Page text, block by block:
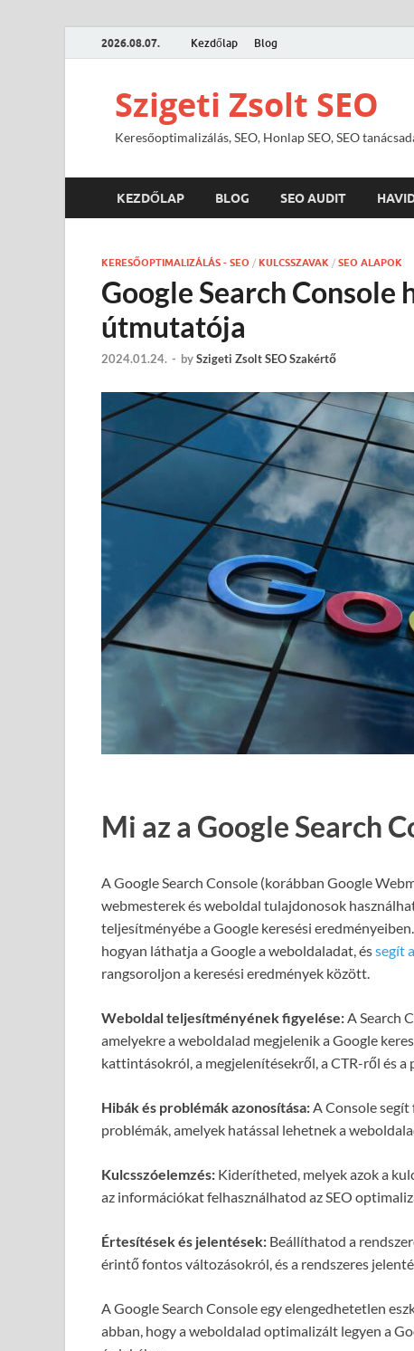
2026.08.07. Kezdőlap Blog
Szigeti Zsolt SEO
Keresőoptimalizálás, SEO, Honlap SEO, SEO
KEZDŐLAP BLOG SEO AUDIT
KERESŐOPTIMALIZÁLÁS - SEO / KULCSSZAVAK / SEO ALAPOK
Google Search Console
útmutatója
2024.01.24. - bySzigeti Zsolt SEO Szakértő
Mi az a Google Search
A Google Search Console (korábban Google
webmesterek és weboldal tulajdonosok
teljesítményébe a Google keresési
hogyan láthatja a Google a weboldaladat, éssegít
rangsoroljon a keresési eredmények között.
Weboldal teljesítményének figyelése:A Search
amelyekre a weboldalad megjelenik a Google
kattintásokról, a megjelenítésekről, a CTR-ről és a
Hibák és problémák azonosítása:A Console
problémák, amelyek hatással lehetnek a
Kulcsszóelemzés: Kiderítheted, melyek azok a
az információkat felhasználhatod az SEO
Értesítések és jelentések: Beállíthatod a
érintő fontos változásokról, és a rendszeres
A Google Search Console egy elengedhetetlen
abban, hogy a weboldalad optimalizált legyen a